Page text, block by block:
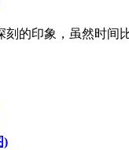
的印象，虽然时
)